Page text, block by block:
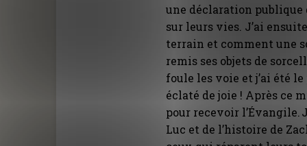
une déclaration publique
sur leurs vies. J’ai
terrain et comment une
remis ses objets de
foule les voie et j’ai été
éclaté de joie ! Après ce
pour recevoir l’Évangile.
Luc et de l’histoire de